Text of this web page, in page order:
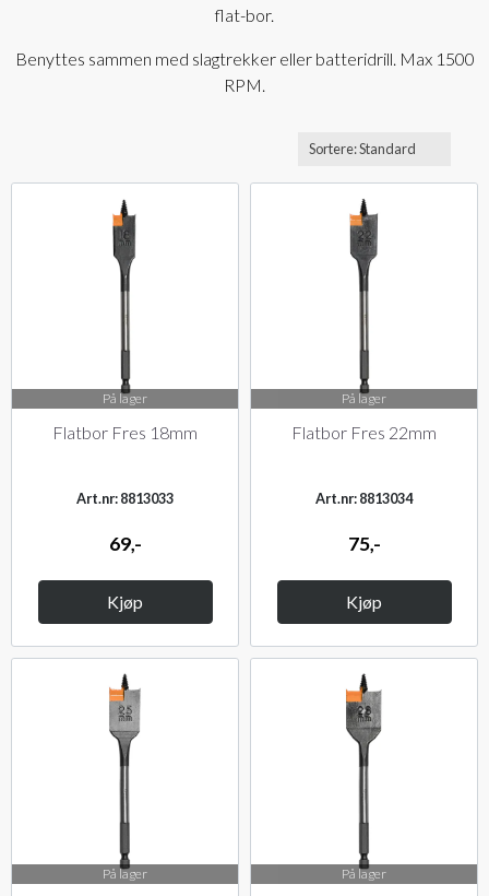
flat-bor.
Benyttes sammen med slagtrekker eller batteridrill. Max 1500
RPM.
På lager
Flatbor Fres 18mm
Art.nr: 8813033
69,-
Kjøp
På lager
Flatbor Fres 22mm
Art.nr: 8813034
75,-
Kjøp
På lager På lager